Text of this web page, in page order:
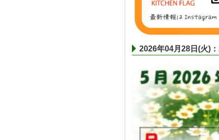
2026年04月28日(火)